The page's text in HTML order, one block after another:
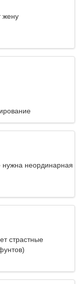
жену
неординарная
страстные